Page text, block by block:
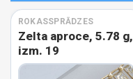
ROKASSPRĀDZES
Zelta aproce, 5.78 g,
izm. 19